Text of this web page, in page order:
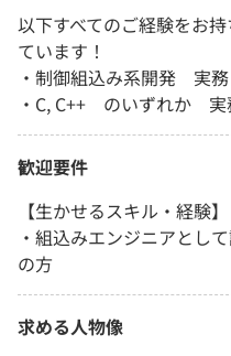
以下すべてのご経験をお
ています！
・制御組込み系開発 実
・C, C++ のいずれか 実
歓迎要件
【生かせるスキル・経験】
・組込みエンジニアとし
の方
求める人物像